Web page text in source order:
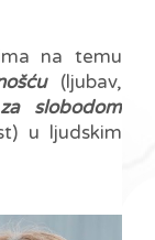
na temu
(ljubav,
slobodom
u ljudskim